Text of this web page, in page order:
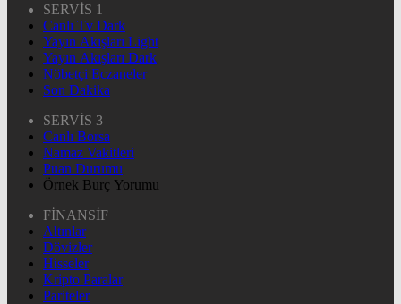
SERVİS 1
Canlı Tv Dark
Yayın Akışları Light
Yayın Akışları Dark
Nöbetçi Eczaneler
Son Dakika
SERVİS 3
Canlı Borsa
Namaz Vakitleri
Puan Durumu
Örnek Burç Yorumu
FİNANSİF
Altınlar
Dövizler
Hisseler
Kripto Paralar
Pariteler